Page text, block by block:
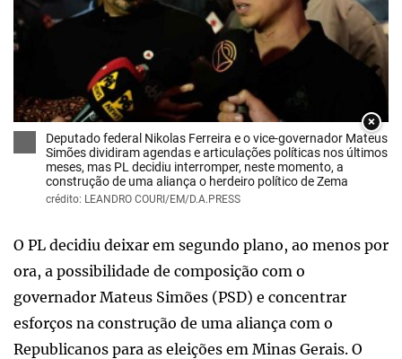
×
Deputado federal Nikolas Ferreira e o vice-governador Mateus
Simões dividiram agendas e articulações políticas nos últimos
meses, mas PL decidiu interromper, neste momento, a
construção de uma aliança o herdeiro político de Zema
crédito: LEANDRO COURI/EM/D.A.PRESS
O PL decidiu deixar em segundo plano, ao menos por
ora, a possibilidade de composição com o
governador Mateus Simões (PSD) e concentrar
esforços na construção de uma aliança com o
Republicanos para as eleições em Minas Gerais. O